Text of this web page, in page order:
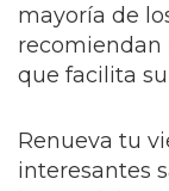
mayoría de
recomiendan
que facilita
Renueva tu
interesantes